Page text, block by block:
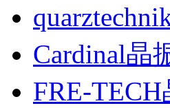
Cardinal晶
FRE-TECH